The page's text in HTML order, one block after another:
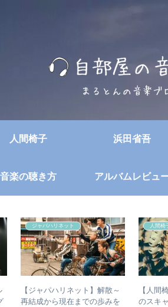
人間椅子 浜田省吾
音楽の聴き方 アルバムレビュ
ジャパハリネット
【ジャパハリネット】解散～
再結成から現在までの歩みを
人間椅
【人間
のスキ